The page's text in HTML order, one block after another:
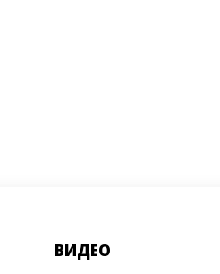
ВИДЕО